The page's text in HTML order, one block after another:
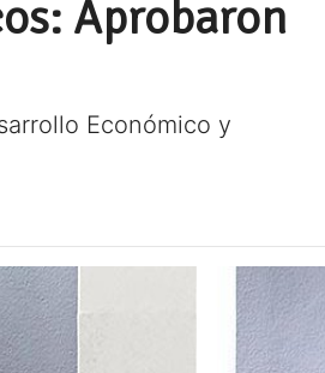
Aprobaron
Económico y